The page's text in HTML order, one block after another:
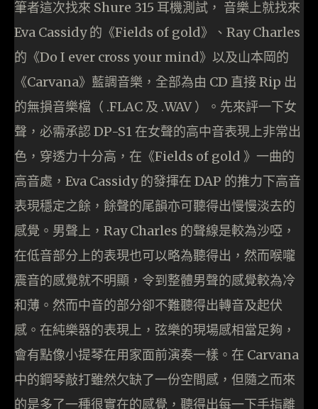
筆者這次找來 Shure 315 耳機測試， 音樂上就找來
Eva Cassidy 的《Fields of gold》、Ray Charles
的《Do I ever cross your mind》以及山本岡的
《Carvana》藍調音樂，全部為由 CD 直接 Rip 出
的無損音樂檔（ .FLAC 及 .WAV ）。先來評一下女
聲，必需承認 DP-S1 在女聲的高中音表現上非常出
色，穿透力十分高，在《Fields of gold 》一曲的
高音處，Eva Cassidy 的發揮在 DAP 的推力下高音
表現穩定之餘，餘聲的尾韻亦可聽得出慢慢淡去的
感覺。男聲上，Ray Charles 的聲線是較為沙啞，
在低音部分上的表現也可以略為聽得出，然而喉嚨
震音的感覺就不明顯，令到整體男聲的感覺較為冷
和薄。然而中音的部分卻不難聽得出轉音及起伏
感。在純樂器的表現上，弦樂的現場感相當足夠，
會有點像小提琴在用家面前演奏一樣。在 Carvana
中的鋼琴敲打雖然欠缺了一份空間感，但隨之而來
的是多了一種很實在的感覺，聽得出每一下手指離